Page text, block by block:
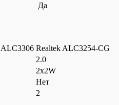
Да
ALC3306 Realtek ALC3254-CG
2.0
2x2W
Нет
2